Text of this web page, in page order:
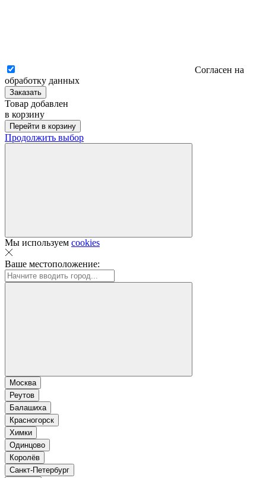
Согласен на
обработку данных
Заказать
Товар добавлен
в корзину
Перейти в корзину
Продолжить выбор
Мы используем cookies
Ваше местоположение:
Москва
Реутов
Балашиха
Красногорск
Химки
Одинцово
Королёв
Санкт-Петербург